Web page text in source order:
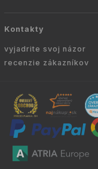
Kontakty
vyjadrite svoj názor
recenzie zákazníkov